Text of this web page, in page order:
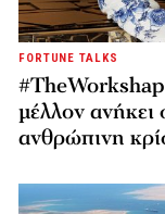
FORTUNE TALKS
μέλλον
ανθρώπινη